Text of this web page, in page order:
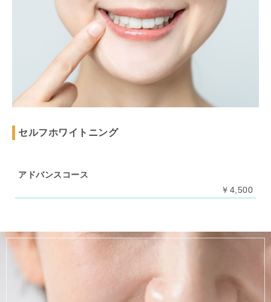
セルフホワイトニング
アドバンスコース
￥4,500